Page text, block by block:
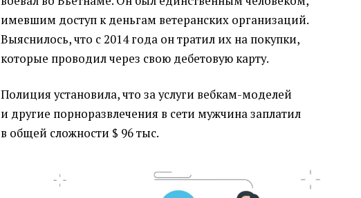
имевшим доступ к деньгам ветеранских организаций.
Выяснилось, что с 2014 года он тратил их на покупки,
которые проводил через свою дебетовую карту.
Полиция установила, что за услуги вебкам-моделей
и другие порноразвлечения в сети мужчина заплатил
в общей сложности $ 96 тыс.